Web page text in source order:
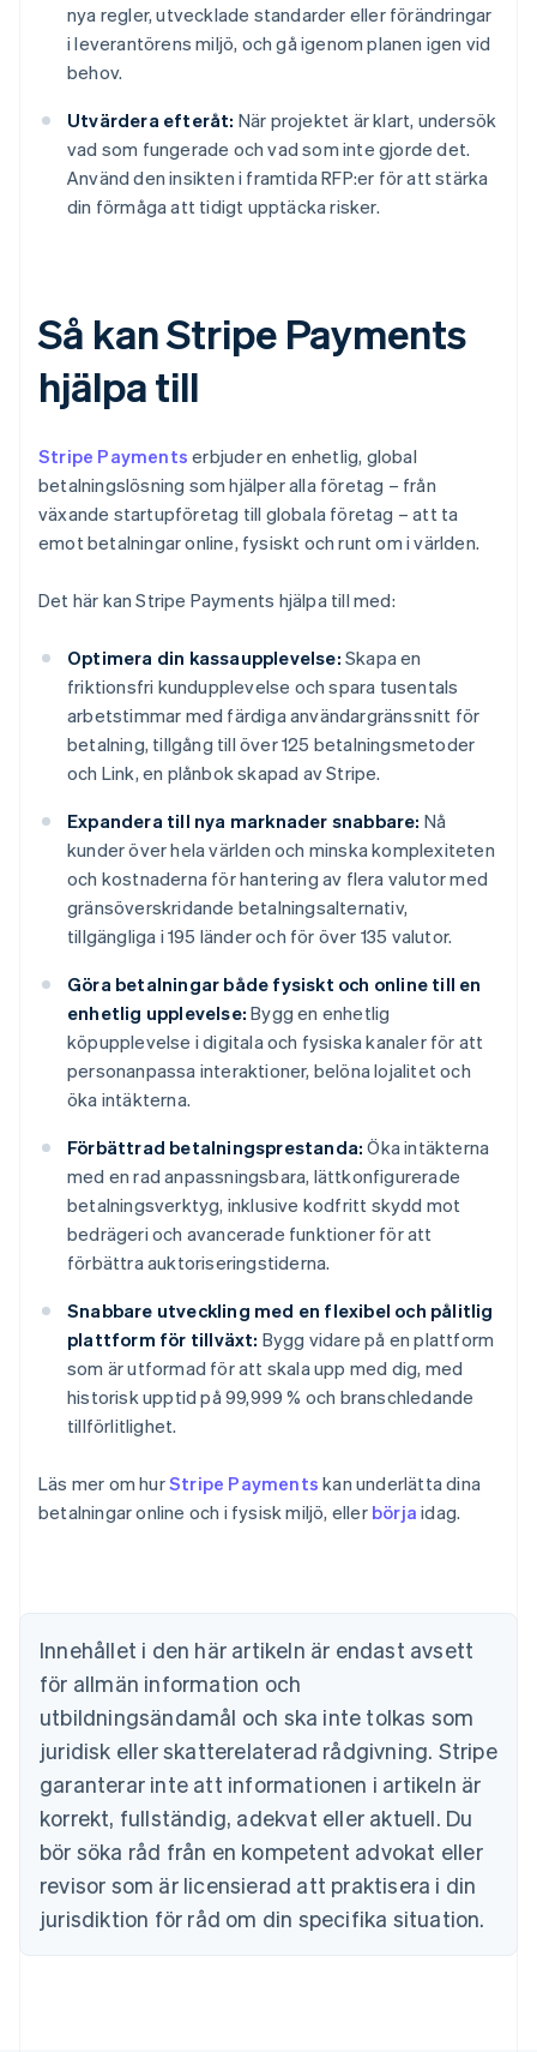
nya regler, utvecklade standarder eller förändringar
i leverantörens miljö, och gå igenom planen igen vid
behov.
Utvärdera efteråt: När projektet är klart, undersök
vad som fungerade och vad som inte gjorde det.
Använd den insikten i framtida RFP:er för att stärka
din förmåga att tidigt upptäcka risker.
Så kan Stripe Payments
hjälpa till
Stripe Payments erbjuder en enhetlig, global
betalningslösning som hjälper alla företag – från
växande startupföretag till globala företag – att ta
emot betalningar online, fysiskt och runt om i världen.
Det här kan Stripe Payments hjälpa till med:
Optimera din kassaupplevelse: Skapa en
friktionsfri kundupplevelse och spara tusentals
arbetstimmar med färdiga användargränssnitt för
betalning, tillgång till över 125 betalningsmetoder
och Link, en plånbok skapad av Stripe.
Expandera till nya marknader snabbare: Nå
kunder över hela världen och minska komplexiteten
och kostnaderna för hantering av flera valutor med
gränsöverskridande betalningsalternativ,
tillgängliga i 195 länder och för över 135 valutor.
Göra betalningar både fysiskt och online till en
enhetlig upplevelse: Bygg en enhetlig
köpupplevelse i digitala och fysiska kanaler för att
personanpassa interaktioner, belöna lojalitet och
öka intäkterna.
Förbättrad betalningsprestanda: Öka intäkterna
med en rad anpassningsbara, lättkonfigurerade
betalningsverktyg, inklusive kodfritt skydd mot
bedrägeri och avancerade funktioner för att
förbättra auktoriseringstiderna.
Snabbare utveckling med en flexibel och pålitlig
plattform för tillväxt: Bygg vidare på en plattform
som är utformad för att skala upp med dig, med
historisk upptid på 99,999 % och branschledande
tillförlitlighet.
Läs mer om hurStripe Payments kan underlätta dina
betalningar online och i fysisk miljö, eller börja idag.
Innehållet i den här artikeln är endast avsett
för allmän information och
utbildningsändamål och ska inte tolkas som
juridisk eller skatterelaterad rådgivning. Stripe
garanterar inte att informationen i artikeln är
korrekt, fullständig, adekvat eller aktuell. Du
bör söka råd från en kompetent advokat eller
revisor som är licensierad att praktisera i din
jurisdiktion för råd om din specifika situation.
Australien
Brasilien
PortuguêsEnglish
Bulgarien
English
Cypern
Danmark
English
Estland
English
Fastlandskina
简体中文English
EnglishSvenska
Frankrike